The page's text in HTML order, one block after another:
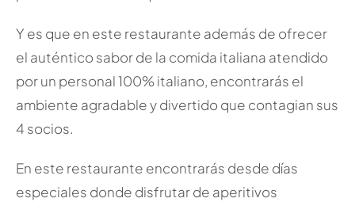
Y es que en este restaurante además de ofrecer
el auténtico sabor de la comida italiana atendido
por un personal 100% italiano, encontrarás el
ambiente agradable y divertido que contagian sus
4 socios.
En este restaurante encontrarás desde días
especiales donde disfrutar de aperitivos